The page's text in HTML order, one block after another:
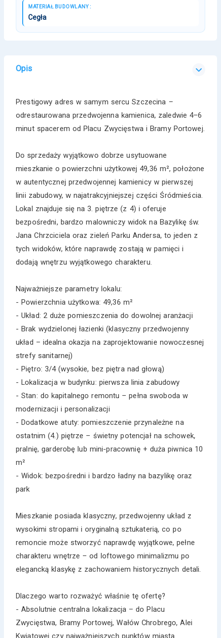
MATERIAŁ BUDOWLANY :
Cegła
Opis
Prestigowy adres w samym sercu Szczecina –
odrestaurowana przedwojenna kamienica, zaledwie 4–6
minut spacerem od Placu Zwycięstwa i Bramy Portowej.
Do sprzedaży wyjątkowo dobrze usytuowane
mieszkanie o powierzchni użytkowej 49,36 m², położone
w autentycznej przedwojennej kamienicy w pierwszej
linii zabudowy, w najatrakcyjniejszej części Śródmieścia.
Lokal znajduje się na 3. piętrze (z 4) i oferuje
bezpośredni, bardzo malowniczy widok na Bazylikę św.
Jana Chrzciciela oraz zieleń Parku Andersa, to jeden z
tych widoków, które naprawdę zostają w pamięci i
dodają wnętrzu wyjątkowego charakteru.
Najważniejsze parametry lokalu:
- Powierzchnia użytkowa: 49,36 m²
- Układ: 2 duże pomieszczenia do dowolnej aranżacji
- Brak wydzielonej łazienki (klasyczny przedwojenny
układ – idealna okazja na zaprojektowanie nowoczesnej
strefy sanitarnej)
- Piętro: 3/4 (wysokie, bez piętra nad głową)
- Lokalizacja w budynku: pierwsza linia zabudowy
- Stan: do kapitalnego remontu – pełna swoboda w
modernizacji i personalizacji
- Dodatkowe atuty: pomieszczenie przynależne na
ostatnim (4.) piętrze – świetny potencjał na schowek,
pralnię, garderobę lub mini-pracownię + duża piwnica 10
m²
- Widok: bezpośredni i bardzo ładny na bazylikę oraz
park
Mieszkanie posiada klasyczny, przedwojenny układ z
wysokimi stropami i oryginalną sztukaterią, co po
remoncie może stworzyć naprawdę wyjątkowe, pełne
charakteru wnętrze – od loftowego minimalizmu po
elegancką klasykę z zachowaniem historycznych detali.
Dlaczego warto rozważyć właśnie tę ofertę?
- Absolutnie centralna lokalizacja – do Placu
Zwycięstwa, Bramy Portowej, Wałów Chrobrego, Alei
Kwiatowej czy najważniejszych punktów miasta